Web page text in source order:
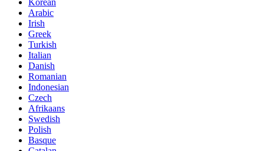
Arabic
Irish
Greek
Turkish
Italian
Danish
Romanian
Indonesian
Czech
Afrikaans
Swedish
Polish
Basque